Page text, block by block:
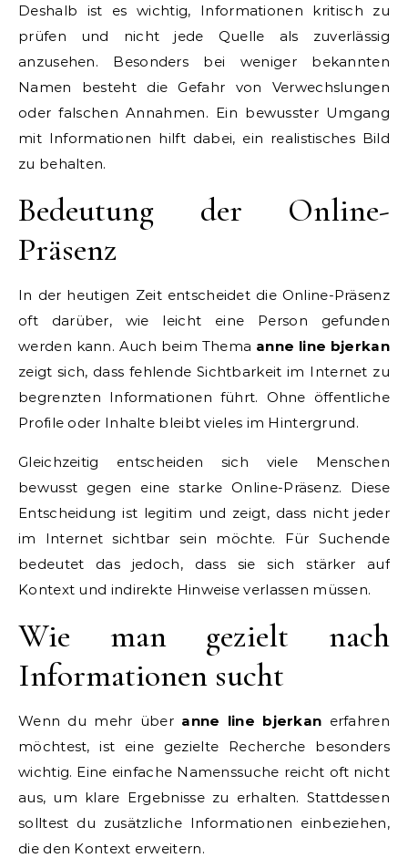
Deshalb ist es wichtig, Informationen kritisch zu
prüfen und nicht jede Quelle als zuverlässig
anzusehen. Besonders bei weniger bekannten
Namen besteht die Gefahr von Verwechslungen
oder falschen Annahmen. Ein bewusster Umgang
mit Informationen hilft dabei, ein realistisches Bild
zu behalten.
Bedeutung der Online-
Präsenz
In der heutigen Zeit entscheidet die Online-Präsenz
oft darüber, wie leicht eine Person gefunden
werden kann. Auch beim Thema anne line bjerkan
zeigt sich, dass fehlende Sichtbarkeit im Internet zu
begrenzten Informationen führt. Ohne öffentliche
Profile oder Inhalte bleibt vieles im Hintergrund.
Gleichzeitig entscheiden sich viele Menschen
bewusst gegen eine starke Online-Präsenz. Diese
Entscheidung ist legitim und zeigt, dass nicht jeder
im Internet sichtbar sein möchte. Für Suchende
bedeutet das jedoch, dass sie sich stärker auf
Kontext und indirekte Hinweise verlassen müssen.
Wie man gezielt nach
Informationen sucht
Wenn du mehr über anne line bjerkan erfahren
möchtest, ist eine gezielte Recherche besonders
wichtig. Eine einfache Namenssuche reicht oft nicht
aus, um klare Ergebnisse zu erhalten. Stattdessen
solltest du zusätzliche Informationen einbeziehen,
die den Kontext erweitern.